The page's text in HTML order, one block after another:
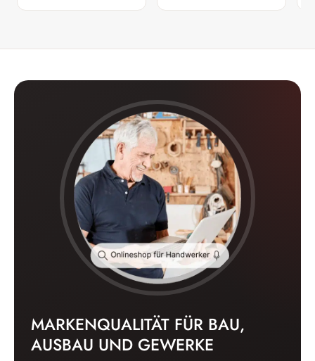
MARKENQUALITÄT FÜR BAU,
AUSBAU UND GEWERKE